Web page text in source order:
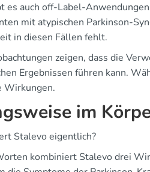
es auch off-Label-
mit atypischen Parkinson-
in diesen Fällen fehlt.
zeigen, dass die
Ergebnissen führen kann.
Wirkungen.
im
Stalevo eigentlich?
kombiniert Stalevo drei